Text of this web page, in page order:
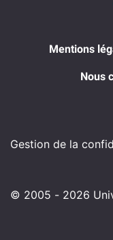
Mentions
Nous
Gestion de la
© 2005 - 2026